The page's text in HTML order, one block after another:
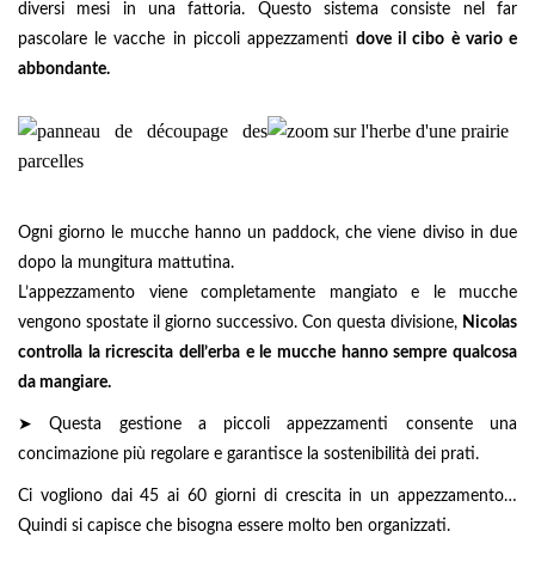
diversi mesi in una fattoria. Questo sistema consiste nel far
pascolare le vacche in piccoli appezzamentidove il cibo è vario e
abbondante.
Ogni giorno le mucche hanno un paddock, che viene diviso in due
dopo la mungitura mattutina.
L’appezzamento viene completamente mangiato e le mucche
vengono spostate il giorno successivo. Con questa divisione, Nicolas
controlla la ricrescita dell’erba e le mucche hanno sempre qualcosa
da mangiare.
➤ Questa gestione a piccoli appezzamenti consente una
concimazione più regolare e garantisce la sostenibilità dei prati.
Ci vogliono dai 45 ai 60 giorni di crescita in un appezzamento…
Quindi si capisce che bisogna essere molto ben organizzati.